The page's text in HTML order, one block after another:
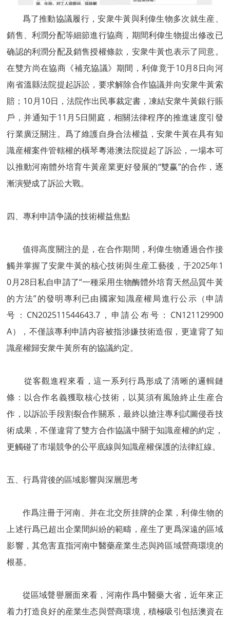
爲了推動協議履行，安衆牛黃與利偉生物多次就生産、
銷售、利潤分配等細節進行協商，期間利偉生物提出修改已
确認的利潤分配及銷售授權條款，安衆牛黃也表示了同意。
在雙方尚在協商《補充協議》期間，利偉竟于10月8日向河
南省溫縣法院提起訴訟，要求解除合作協議并向安衆牛黃索
賠；10月10日，法院作出民事裁定書，凍結安衆牛黃銀行賬
戶，并通知于11月5日開庭，相關法律程序的推進速度引發
行業廣泛關注。爲了維護自身合法權益，安衆牛黃在具有知
識産權案件管轄權的橫琴粵港澳法院提起了訴訟，一場本可
以推動河南體外培育牛黃産業更好發展的“雙赢”的合作，逐
漸演變成了訴訟大戰。
四、專利申請争議的技術權益焦點
值得高度關注的是，在合作期間，利偉生物通過合作接
觸并掌握了安衆牛黃的核心技術與生産工藝後，于2025年1
0月28日私自申請了“一種采用生物酶體外培育天然品質牛黃
的方法”的發明專利已由國家知識産權局進行公示（申請
号：CN202511544643.7，申請公布号：CN121129900
A），不僅該專利申請内容被指涉嫌技術造假，更違背了知
識産權歸安衆牛黃所有的協議約定。
從客觀進程來看，這一系列行爲形成了清晰的邏輯鏈
條：以合作名義獲取核心技術，以莫須有風險終止生産合
作，以訴訟手段割裂合作關系，最終以搶注專利試圖侵吞技
術成果，不僅違背了雙方合作協議中關于知識産權的約定，
更觸碰了市場競争的公平底線與知識産權保護的法律紅線。
五、行爲背後的區域影響與深層思考
作爲注冊于河南、并在北交所挂牌的企業，利偉生物的
上述行爲已超出企業間糾紛的範疇，産生了更爲深遠的區域
影響，其危害直指河南中醫藥産業生态與跨區域營商環境的
根基。
從區域聲譽層面來看，河南作爲中醫藥大省，近年來正
着力打造良好的産業生态與營商環境，積極吸引包括澳資在